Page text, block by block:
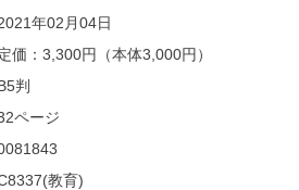
他にも商品を買う
年02月04日
価： 3,300円（本体3,000円）
判
ページ
教育)